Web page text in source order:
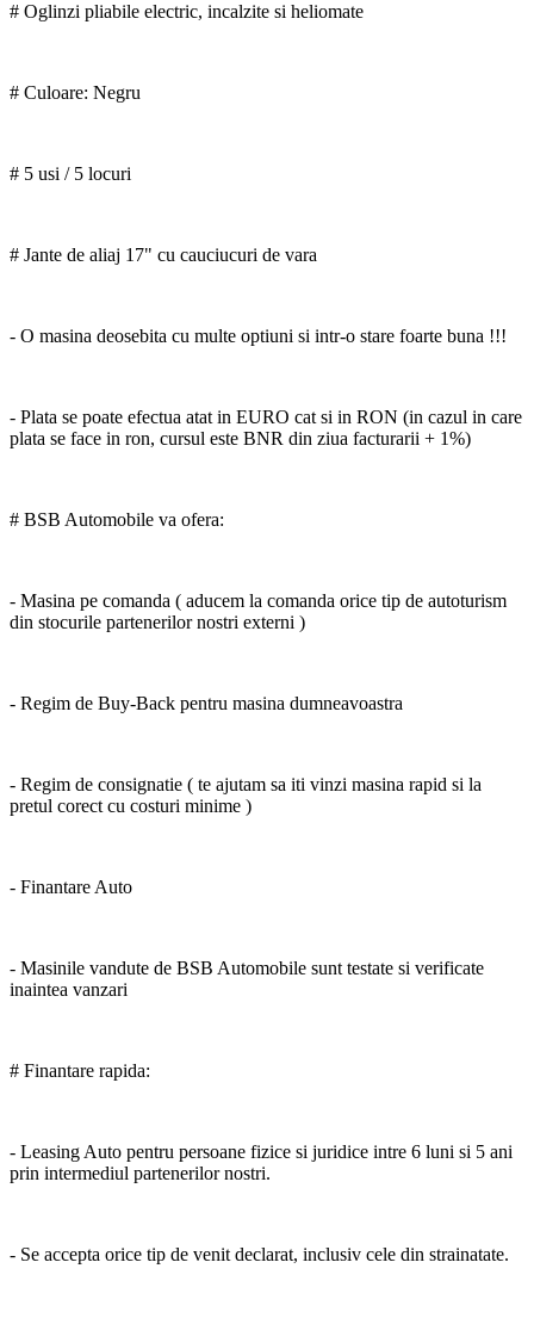
# Oglinzi pliabile electric, incalzite si heliomate
# Culoare: Negru
# 5 usi / 5 locuri
# Jante de aliaj 17" cu cauciucuri de vara
- O masina deosebita cu multe optiuni si intr-o stare foarte buna !!!
- Plata se poate efectua atat in EURO cat si in RON (in cazul in care
plata se face in ron, cursul este BNR din ziua facturarii + 1%)
# BSB Automobile va ofera:
- Masina pe comanda ( aducem la comanda orice tip de autoturism
din stocurile partenerilor nostri externi )
- Regim de Buy-Back pentru masina dumneavoastra
- Regim de consignatie ( te ajutam sa iti vinzi masina rapid si la
pretul corect cu costuri minime )
- Finantare Auto
- Masinile vandute de BSB Automobile sunt testate si verificate
inaintea vanzari
# Finantare rapida:
- Leasing Auto pentru persoane fizice si juridice intre 6 luni si 5 ani
prin intermediul partenerilor nostri.
- Se accepta orice tip de venit declarat, inclusiv cele din strainatate.